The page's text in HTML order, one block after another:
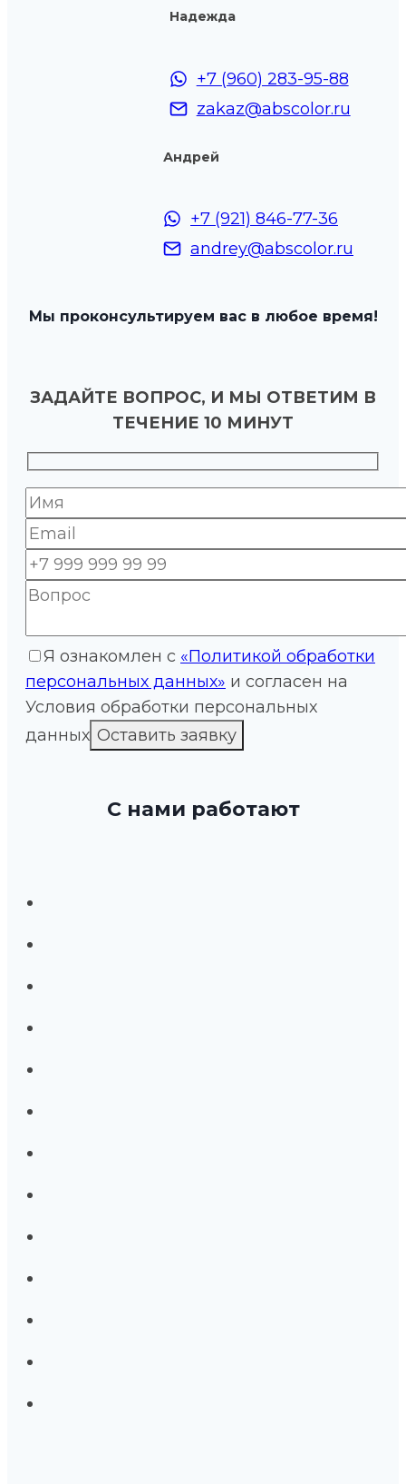
Надежда
+7 (960) 283-95-88
zakaz@abscolor.ru
Андрей
+7 (921) 846-77-36
andrey@abscolor.ru
Мы проконсультируем вас в любое время!
ЗАДАЙТЕ ВОПРОС, И МЫ ОТВЕТИМ В
ТЕЧЕНИЕ 10 МИНУТ
Я ознакомлен с «Политикой обработки
персональных данных» и согласен на
Условия обработки персональных
данных
С нами работают